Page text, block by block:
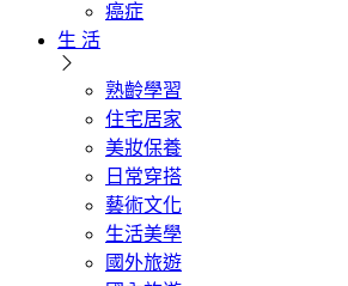
癌症
生 活
熟齡學習
住宅居家
美妝保養
日常穿搭
藝術文化
生活美學
國外旅遊